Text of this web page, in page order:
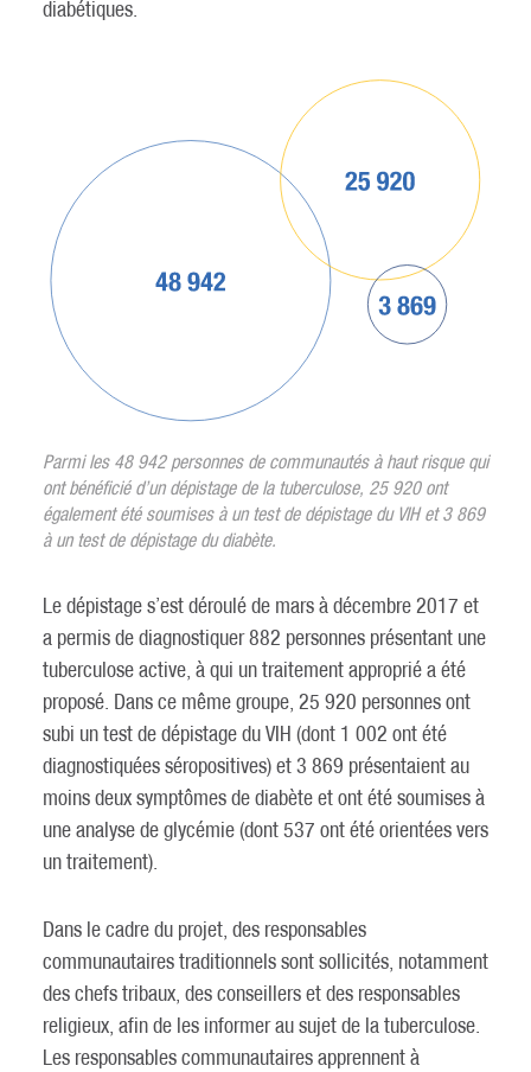
diabétiques.
Parmi les 48 942 personnes de communautés à haut risque qui
ont bénéficié d’un dépistage de la tuberculose, 25 920 ont
également été soumises à un test de dépistage du VIH et 3 869
à un test de dépistage du diabète.
Le dépistage s’est déroulé de mars à décembre 2017 et
a permis de diagnostiquer 882 personnes présentant une
tuberculose active, à qui un traitement approprié a été
proposé. Dans ce même groupe, 25 920 personnes ont
subi un test de dépistage du VIH (dont 1 002 ont été
diagnostiquées séropositives) et 3 869 présentaient au
moins deux symptômes de diabète et ont été soumises à
une analyse de glycémie (dont 537 ont été orientées vers
un traitement).
Dans le cadre du projet, des responsables
communautaires traditionnels sont sollicités, notamment
des chefs tribaux, des conseillers et des responsables
religieux, afin de les informer au sujet de la tuberculose.
Les responsables communautaires apprennent à